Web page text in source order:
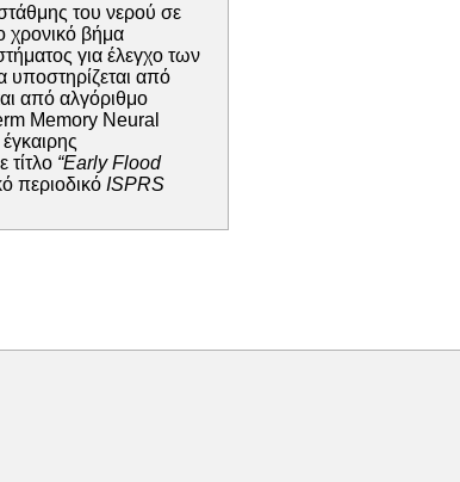
του νερού σε
χρονικό βήμα
για έλεγχο των
υποστηρίζεται από
από αλγόριθμο
Memory Neural
“Early Flood
περιοδικό ISPRS